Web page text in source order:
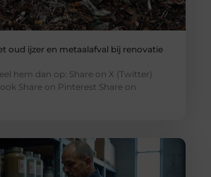
oud ijzer en metaalafval bij renovatie
hem dan op: Share on X (Twitter)
Share on Pinterest Share on